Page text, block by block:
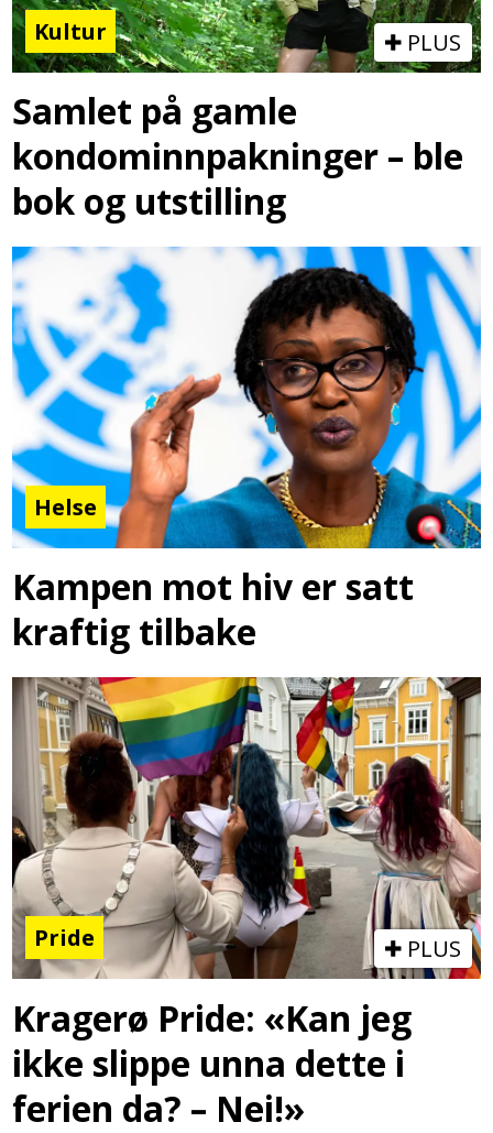
Kultur PLUS
Samlet på gamle
kondominnpakninger – ble
bok og utstilling
Helse
Kampen mot hiv er satt
kraftig tilbake
Pride PLUS
Kragerø Pride: «Kan jeg
ikke slippe unna dette i
ferien da? – Nei!»